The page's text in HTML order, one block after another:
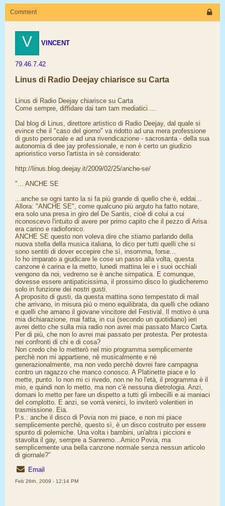
Comment
V VINCENT
79.46.7.42
Linus di Radio Deejay chiarisce su Carta
Linus di Radio Deejay chiarisce su Carta
Come sempre, diffidare dai tam tam mediatici ...
Dal blog di Linus, direttore artistico di Radio Deejay, dal quale si
evince che il "caso del giorno" va ridotto ad una mera professione
di gusto personale e ad una rivendicazione - sacrosanta - della sua
autonomia di dee jay professionale, e non è certo un giudizio
aprioristico verso l'artista in sè considerato:
http://linus.blog.deejay.it/2009/02/25/anche-se/
"... ANCHE SE
...anche se ogni tanto la si fa più grande di quello che è, eddai...
Allora: "ANCHE SE", come qualcuno più arguto ha fatto notare,
era solo una presa in giro del De Santis, cioè di colui a cui
riconoscevo l'intuito di avere per primo capito che il pezzo di Arisa
era carino e radiofonico.
ANCHE SE questo non voleva dire che stiamo parlando della
nuova stella della musica italiana, lo dico per tutti quelli che si
sono sentiti di dover eccepire che sì, insomma, forse...
Io ho imparato a giudicare le cose un passo alla volta, questa
canzone è carina e la metto, lunedì mattina lei e i suoi occhiali
vengono da noi, vedremo se è anche simpatica. E comunque,
dovesse essere antipaticissima, il prossimo disco lo giudicheremo
solo in funzione dei nostri gusti.
A proposito di gusti, da questa mattina sono tempestato di mail
che arrivano, in misura più o meno equilibrata, da quelli che odiano
e quelli che amano il giovane vincitore del Festival. Il motivo è una
mia dichiarazione, mai fatta, in cui (secondo un quotidiano) ieri
avrei detto che sulla mia radio non avrei mai passato Marco Carta.
Per di più, che non lo avrei mai passato per protesta. Per protesta
nei confronti di chi e di cosa?
Non credo che lo metterò nel mio programma semplicemente
perchè non mi appartiene, nè musicalmente e nè
generazionalmente, ma non vedo perchè dovrei fare campagna
contro un ragazzo che manco conosco. A Platinette piace e lo
mette, punto. Io non mi ci rivedo, non ne ho l'età, il programma è il
mio, e quindi non lo metto, ma non c'è nessuna dietrologia. Anzi,
domani lo metto per fare un dispetto a tutti gli imbecilli e ai maniaci
del complotto. E anzi, se vorrà venirci, lo inviterò volentieri in
trasmissione. Eia.
P.s.: anche il disco di Povia non mi piace, e non mi piace
semplicemente perchè, questo sì, è un disco costruito per essere
spunto di polemiche. Una volta i bambini, un'altra i piccioni e
stavolta il gay, sempre a Sanremo...Amico Povia, ma
semplicemente una bella canzone normale senza nessun articolo
di giornale?"
Email
Feb 26th, 2009 - 12:14 PM